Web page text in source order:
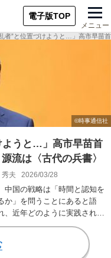
電子版TOP
メニュー
乱者”と位置づけようと…」高市早
ようと…」高市早苗首
流は〈古代の兵書〉
秀夫 2026/03/28
中国の戦略は「時間と認知を
か」を問うことにあると語
、近年どのように実践されて